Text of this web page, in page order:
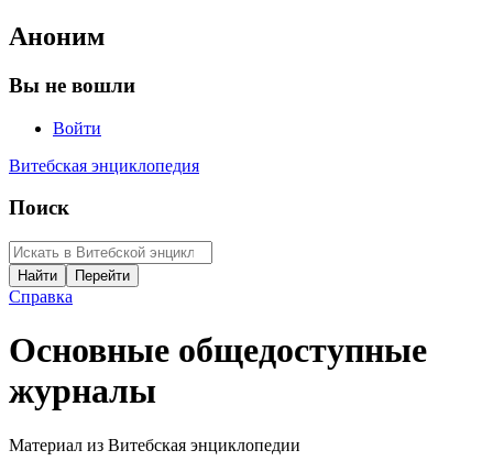
Аноним
Вы не вошли
Войти
Витебская энциклопедия
Поиск
Справка
Основные общедоступные
журналы
Материал из Витебская энциклопедии